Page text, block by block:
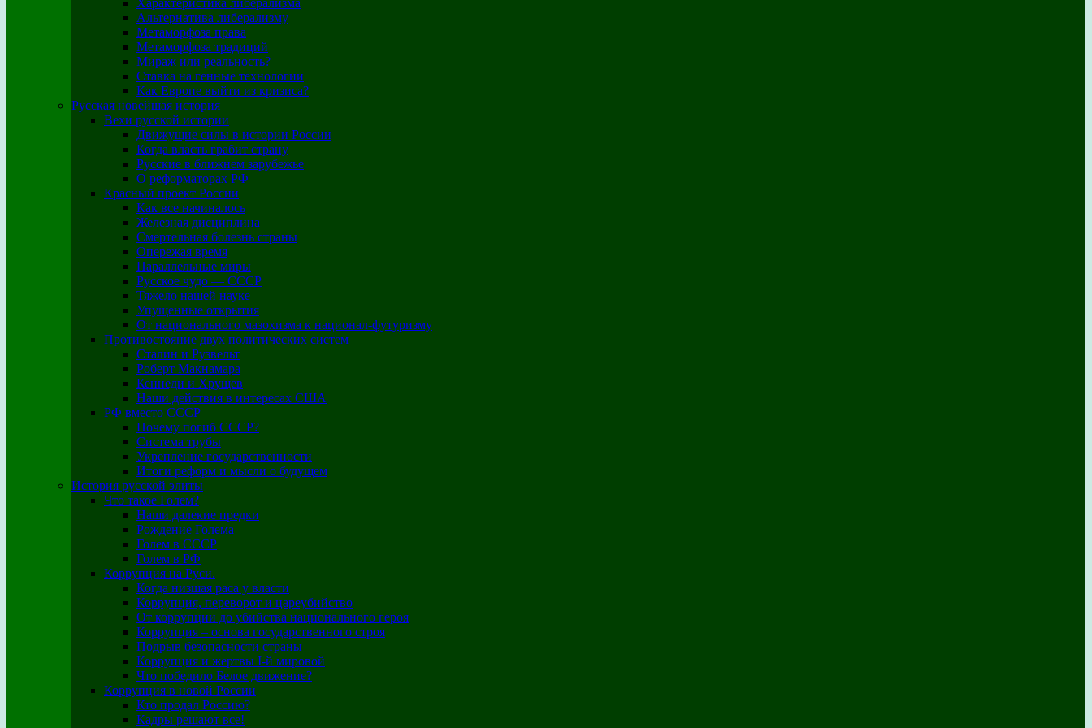
Характеристика либерализма
Альтернатива либерализму
Метаморфоза права
Метаморфоза традиций
Мираж или реальность?
Ставка на генные технологии
Как Европе выйти из кризиса?
Русская новейшая история
Вехи русской истории
Движущие силы в истории России
Когда власть грабит страну
Русские в ближнем зарубежье
О реформаторах РФ
Красный проект России
Как все начиналось
Железная дисциплина
Смертельная болезнь страны
Опережая время
Параллельные миры
Русское чудо — СССР
Тяжело нашей науке
Упущенные открытия
От национального мазохизма к национал-футуризму
Противостояние двух политических систем
Сталин и Рузвельт
Роберт Макнамара
Кеннеди и Хрущев
Наши действия в интересах США
РФ вместо СССР
Почему погиб СССР?
Система трубы
Укрепление государственности
Итоги реформ и мысли о будущем
История русской элиты
Что такое Голем?
Наши далекие предки
Рождение Голема
Голем в СССР
Голем в РФ
Коррупция на Руси.
Когда низшая раса у власти
Коррупция, переворот и цареубийство
От коррупции до убийства национального героя
Коррупция – основа государственного строя
Подрыв безопасности страны
Коррупция и жертвы I-й мировой
Что победило Белое движение?
Коррупция в новой России
Кто продал Россию?
Кадры решают все!